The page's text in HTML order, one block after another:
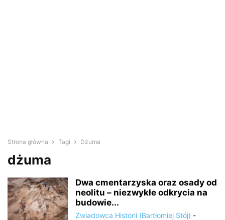
Strona główna Tagi Dżuma
dżuma
Dwa cmentarzyska oraz osady od
neolitu – niezwykłe odkrycia na
budowie...
Zwiadowca Historii (Bartłomiej Stój) -